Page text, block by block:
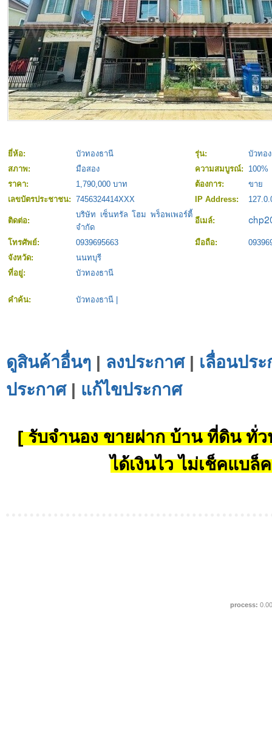
ยี่ห้อ: บัวทองธานี รุ่น:
บัวทอ
สภาพ:
มือสอง ความสมบูรณ์:
100%
ราคา:
1,790,000 บาท ต้องการ:
ขาย
เลขบัตรประชาชน: 7456324414XXX IP Address:
ติดต่อ:
บริษัท เซ็นทรัล โฮม พร็อพเพอร์ตี้
จำกัด
อีเมล์:
โทรศัพย์: 0939695663 มือถือ:
จังหวัด:
นนทบุรี
ที่อยู่:
บัวทองธานี
คำค้น: บัวทองธานี
ดูสินค้าอื่นๆ | ลงประกาศ| เลื่อนปร
ประกาศ| แก้ไขประกาศ
[ รับจำนอง ขายฝาก บ้าน ที่ดิน ทั่ว
ได้เงินไว ไม่เช็คแบล็
process: